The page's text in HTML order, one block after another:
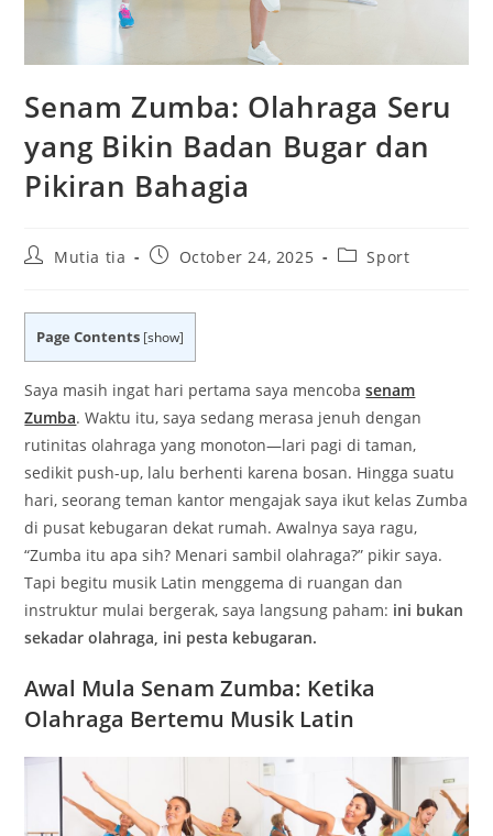
Senam Zumba: Olahraga Seru
yang Bikin Badan Bugar dan
Pikiran Bahagia
PostMutia tia
PostOctober 24, 2025
PostSport
Page Contents [show]
Saya masih ingat hari pertama saya mencobasenam
Zumba. Waktu itu, saya sedang merasa jenuh dengan
rutinitas olahraga yang monoton—lari pagi di taman,
sedikit push-up, lalu berhenti karena bosan. Hingga suatu
hari, seorang teman kantor mengajak saya ikut kelas Zumba
di pusat kebugaran dekat rumah. Awalnya saya ragu,
“Zumba itu apa sih? Menari sambil olahraga?” pikir saya.
Tapi begitu musik Latin menggema di ruangan dan
instruktur mulai bergerak, saya langsung paham: ini bukan
sekadar olahraga, ini pesta kebugaran.
Awal Mula Senam Zumba: Ketika
Olahraga Bertemu Musik Latin